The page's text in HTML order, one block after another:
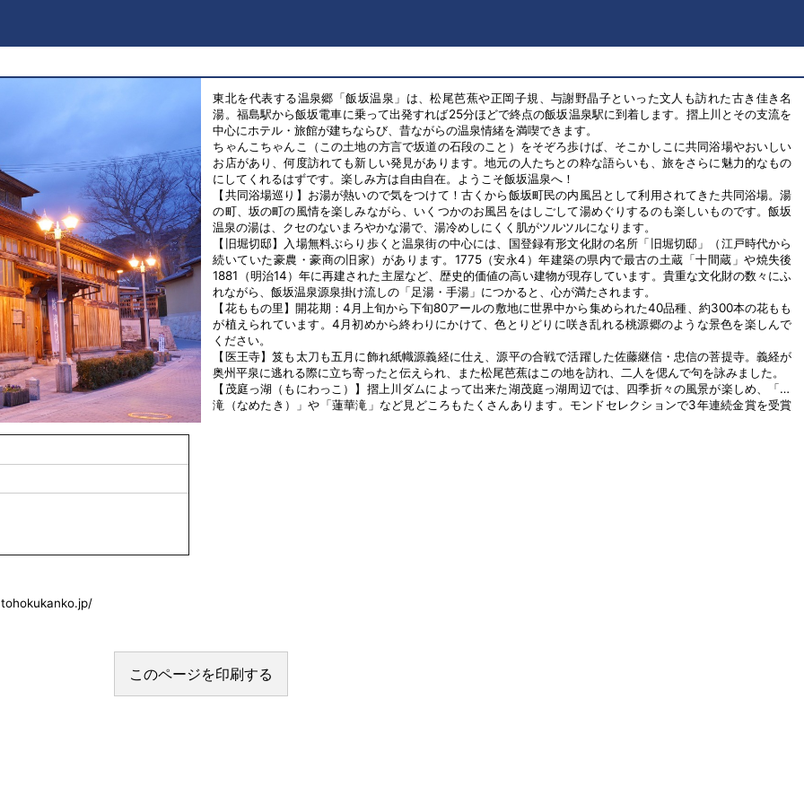
東北を代表する温泉郷「飯坂温泉」は、松尾芭蕉や正岡子規、与謝野晶子といった文人も訪れた古き佳き名
湯。福島駅から飯坂電車に乗って出発すれば25分ほどで終点の飯坂温泉駅に到着します。摺上川とその支流を
中心にホテル・旅館が建ちならび、昔ながらの温泉情緒を満喫できます。
ちゃんこちゃんこ（この土地の方言で坂道の石段のこと）をそぞろ歩けば、そこかしこに共同浴場やおいしい
お店があり、何度訪れても新しい発見があります。地元の人たちとの粋な語らいも、旅をさらに魅力的なもの
にしてくれるはずです。楽しみ方は自由自在。ようこそ飯坂温泉へ！
【共同浴場巡り】お湯が熱いので気をつけて！古くから飯坂町民の内風呂として利用されてきた共同浴場。湯
の町、坂の町の風情を楽しみながら、いくつかのお風呂をはしごして湯めぐりするのも楽しいものです。飯坂
温泉の湯は、クセのないまろやかな湯で、湯冷めしにくく肌がツルツルになります。
【旧堀切邸】入場無料ぶらり歩くと温泉街の中心には、国登録有形文化財の名所「旧堀切邸」（江戸時代から
続いていた豪農・豪商の旧家）があります。1775（安永4）年建築の県内で最古の土蔵「十間蔵」や焼失後
1881（明治14）年に再建された主屋など、歴史的価値の高い建物が現存しています。貴重な文化財の数々にふ
れながら、飯坂温泉源泉掛け流しの「足湯・手湯」につかると、心が満たされます。
【花ももの里】開花期：4月上旬から下旬80アールの敷地に世界中から集められた40品種、約300本の花もも
が植えられています。4月初めから終わりにかけて、色とりどりに咲き乱れる桃源郷のような景色を楽しんで
ください。
【医王寺】笈も太刀も五月に飾れ紙幟源義経に仕え、源平の合戦で活躍した佐藤継信・忠信の菩提寺。義経が
奥州平泉に逃れる際に立ち寄ったと伝えられ、また松尾芭蕉はこの地を訪れ、二人を偲んで句を詠みました。
【茂庭っ湖（もにわっこ）】摺上川ダムによって出来た湖茂庭っ湖周辺では、四季折々の風景が楽しめ、「滑
滝（なめたき）」や「蓮華滝」など見どころもたくさんあります。モンドセレクションで3年連続金賞を受賞
このページを印刷する